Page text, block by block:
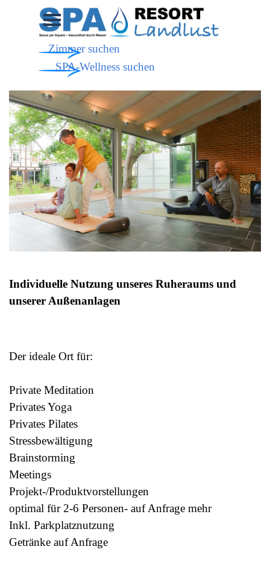
Zimmer suchen
SPA-Wellness suchen
Menü überspringen
Individuelle Nutzung unseres Ruheraums und
unserer Außenanlagen
Der ideale Ort für:
Private Meditation
Privates Yoga
Privates Pilates
Stressbewältigung
Brainstorming
Meetings
Projekt-/Produktvorstellungen
optimal für 2-6 Personen- auf Anfrage mehr
Inkl. Parkplatznutzung
Getränke auf Anfrage